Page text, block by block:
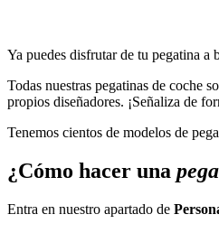
Ya puedes disfrutar de tu pegatina
Todas nuestras pegatinas de coche
propios diseñadores. ¡Señaliza de
Tenemos cientos de modelos de
¿Cómo hacer una
Entra en nuestro apartado de